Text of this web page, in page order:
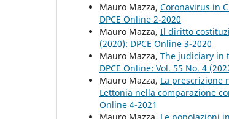
Mauro Mazza, Coronavirus in
DPCE Online 2-2020
Mauro Mazza, Il diritto
(2020): DPCE Online 3-2020
Mauro Mazza, The judiciary in
DPCE Online: Vol. 55 No. 4
Mauro Mazza, La prescrizione
Lettonia nella comparazione
Online 4-2021